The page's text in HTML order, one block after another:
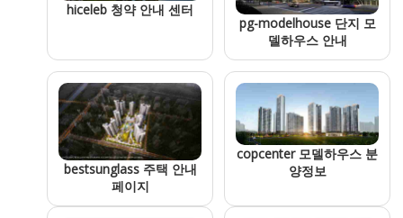
hiceleb 청약 안내 센터
pg-modelhouse 단지 모
델하우스 안내
bestsunglass 주택 안내
페이지
copcenter 모델하우스 분
양정보